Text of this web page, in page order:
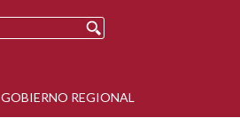
GOBIERNO REGIONAL